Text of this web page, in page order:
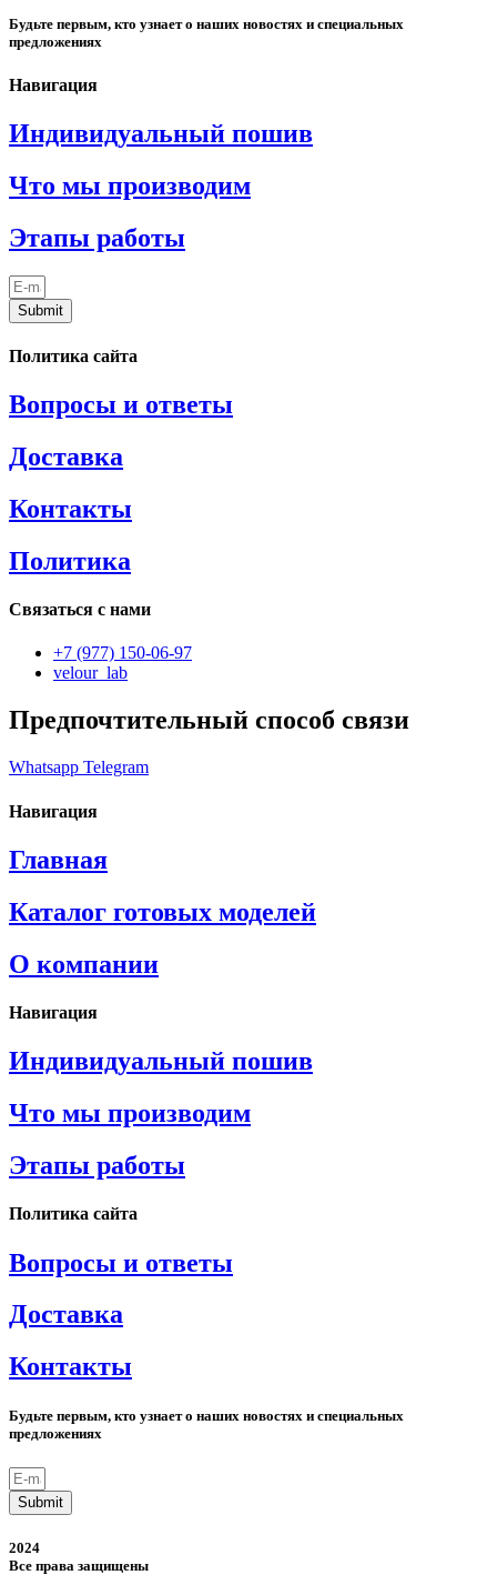
Будьте первым, кто узнает о наших новостях и специальных
предложениях
Навигация
Индивидуальный пошив
Что мы производим
Этапы работы
Submit
Политика сайта
Вопросы и ответы
Доставка
Контакты
Политика
Связаться с нами
+7 (977) 150-06-97
velour_lab
Предпочтительный способ связи
Whatsapp Telegram
Навигация
Главная
Каталог готовых моделей
О компании
Навигация
Индивидуальный пошив
Что мы производим
Этапы работы
Политика сайта
Вопросы и ответы
Доставка
Контакты
Будьте первым, кто узнает о наших новостях и специальных
предложениях
Submit
2024
Все права защищены